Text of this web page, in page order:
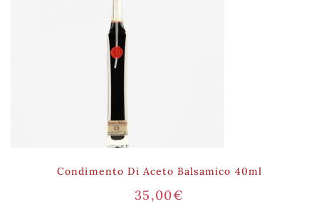
Condimento Di Aceto Balsamico 40ml
35,00€